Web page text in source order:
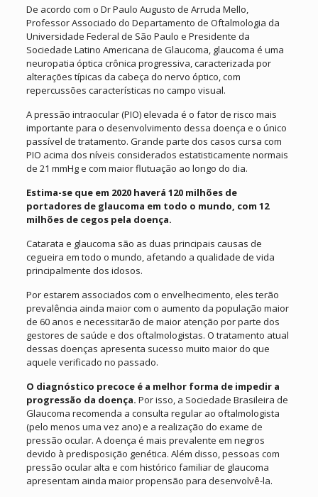
De acordo com o Dr Paulo Augusto de Arruda Mello,
Professor Associado do Departamento de Oftalmologia da
Universidade Federal de São Paulo e Presidente da
Sociedade Latino Americana de Glaucoma, glaucoma é uma
neuropatia óptica crônica progressiva, caracterizada por
alterações típicas da cabeça do nervo óptico, com
repercussões características no campo visual.
A pressão intraocular (PIO) elevada é o fator de risco mais
importante para o desenvolvimento dessa doença e o único
passível de tratamento. Grande parte dos casos cursa com
PIO acima dos níveis considerados estatisticamente normais
de 21 mmHg e com maior flutuação ao longo do dia.
Estima-se que em 2020 haverá 120 milhões de
portadores de glaucoma em todo o mundo, com 12
milhões de cegos pela doença.
Catarata e glaucoma são as duas principais causas de
cegueira em todo o mundo, afetando a qualidade de vida
principalmente dos idosos.
Por estarem associados com o envelhecimento, eles terão
prevalência ainda maior com o aumento da população maior
de 60 anos e necessitarão de maior atenção por parte dos
gestores de saúde e dos oftalmologistas. O tratamento atual
dessas doenças apresenta sucesso muito maior do que
aquele verificado no passado.
O diagnóstico precoce é a melhor forma de impedir a
progressão da doença. Por isso, a Sociedade Brasileira de
Glaucoma recomenda a consulta regular ao oftalmologista
(pelo menos uma vez ano) e a realização do exame de
pressão ocular. A doença é mais prevalente em negros
devido à predisposição genética. Além disso, pessoas com
pressão ocular alta e com histórico familiar de glaucoma
apresentam ainda maior propensão para desenvolvê-la.